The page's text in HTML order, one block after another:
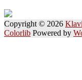
Copyright © 2026
Colorlib Powered by